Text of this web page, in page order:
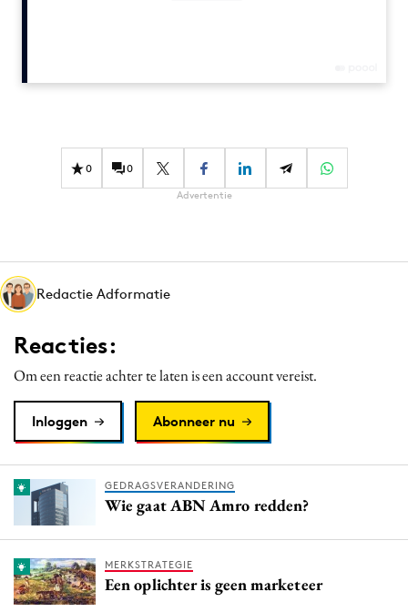
Influencer marketing
Interne communicatie
Media
Merkstrategie
PR
Programmatic
Reputatie & crisis
0 0
Advertentie
Redactie Adformatie
Reacties:
Om een reactie achter te laten is een account vereist.
Inloggen Abonneer nu
GEDRAGSVERANDERING
Wie gaat ABN Amro redden?
MERKSTRATEGIE
Een oplichter is geen marketeer